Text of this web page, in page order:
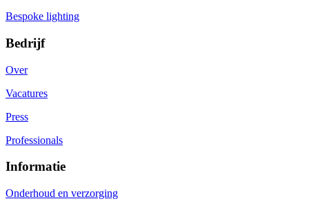
Bespoke lighting
Bedrijf
Over
Vacatures
Press
Professionals
Informatie
Onderhoud en verzorging